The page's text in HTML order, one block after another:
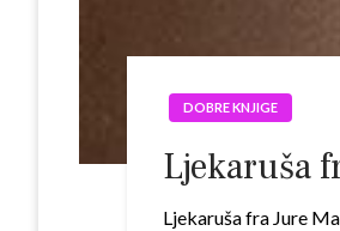
DOBRE KNJIGE
Ljekaruša
Ljekaruša fra Jure